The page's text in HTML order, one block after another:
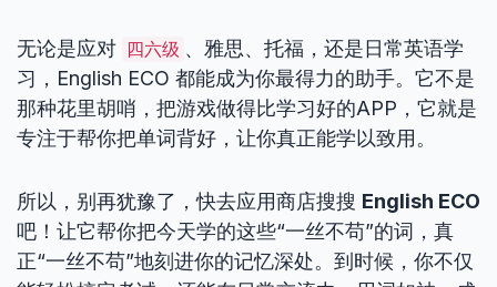
无论是应对 四六级 、雅思、托福，还是日常英语学
习，English ECO 都能成为你最得力的助手。它不是
那种花里胡哨，把游戏做得比学习好的APP，它就是
专注于帮你把单词背好，让你真正能学以致用。
所以，别再犹豫了，快去应用商店搜搜 English ECO
吧！让它帮你把今天学的这些“一丝不苟”的词，真
正“一丝不苟”地刻进你的记忆深处。到时候，你不仅